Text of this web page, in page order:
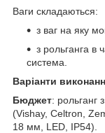
Ваги складаються:
з ваг на яку
з рольганга в
система.
Варіанти
Бюджет: рольганг
(Vishay, Celtron,
18 мм, LED, IP54).